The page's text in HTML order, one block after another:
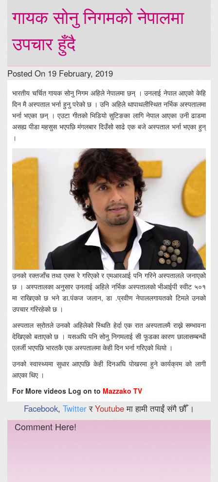
गायक सोनु निगमको नेपालमा
उपचार हुँदै
Posted On 19 February, 2019
भारतीय चर्चित गायक सोनु निगम अहिले नेपालमा छन् । उनलाई नेपाल आएको केहि
दिन मै अस्पताल भर्ना हुनु परेको छ । उनि अहिले थापाथलीस्थित नर्भिक अस्पतालमा
भर्ना भएका छन् । एउटा गीतको भिडियो सुटिङका लागि नेपाल आएका उनी ढाडमा
असह्य पीडा महसुस भएपछि मंगलबार दिउँसो साढे एक बजे अस्पताल भर्ना भएका हुन्
।
उनको रक्तजाँच तथा एक्स रे गरिएको र एमआरआई पनि गरिने अस्पतालले जनाएको
छ । अस्पतालका अनुसार उनलाई अहिले नर्भिक अस्पतालको भीआईपी स्वीट ५०१
मा राखिएको छ भने डा.पंकज जलान, डा .प्रवीण नेपाललगायतको टिमले उनको
उपचार गरिरहेको छ ।
अस्पताल स्रोतले उनको अहिलेको स्थिति हेर्दा एक रात अस्पतालमै राख्ने सम्भावना
देखिएको बताएको छ । यसअघि पनि सोनु निगमलाई सी फूडका कारण छालासम्बन्धी
एलर्जी भएपछि भारतकै एक अस्पतालमा केही दिन भर्ना गरिएको थियो ।
उनको स्वास्थ्यमा सुधार आएपछि केही दिनअघि पोखरमा हुने कार्यक्रम को लागी
आएका थिए ।
For More videos Log on to Mazzako TV
Facebook, TwitterरYoutubeमा हामी तपाईं संगै छौँ ।
Comment Here!